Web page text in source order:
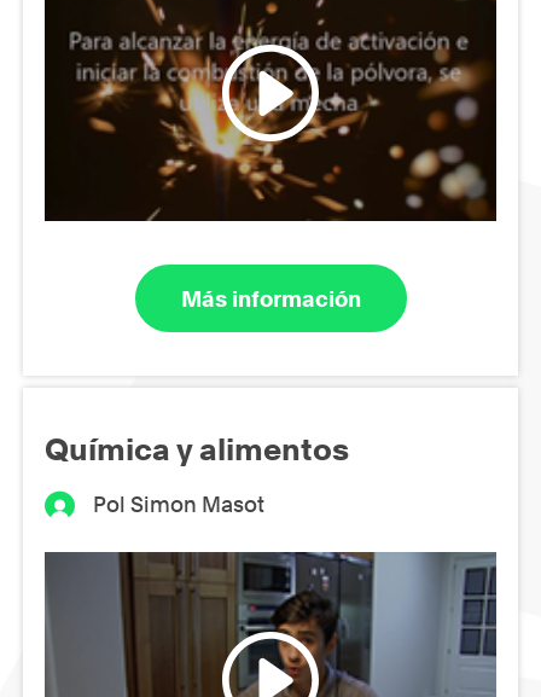
Más información
Química y alimentos
Pol Simon Masot